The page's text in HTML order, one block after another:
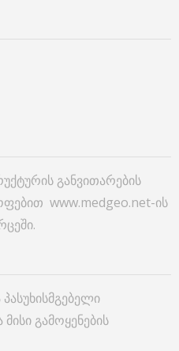
განვითარების
www.medgeo.net-ის
გამოყენების